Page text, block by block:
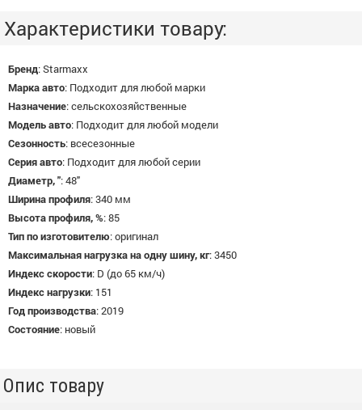
Характеристики товару:
Бренд:Starmaxx
Марка авто: Подходит для любой марки
Назначение:сельскохозяйственные
Модель авто: Подходит для любой модели
Сезонность: всесезонные
Серия авто: Подходит для любой серии
Диаметр, ":48"
Ширина профиля:340 мм
Высота профиля, %:85
Тип по изготовителю:оригинал
Максимальная нагрузка на одну шину, кг:3450
Индекс скорости: D (до 65 км/ч)
Индекс нагрузки: 151
Год производства:2019
Состояние: новый
Опис товару